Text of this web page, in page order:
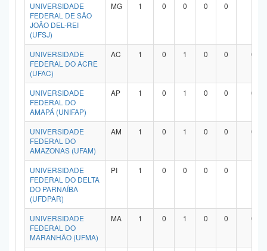
UNIVERSIDADE
FEDERAL DE SÃO
JOÃO DEL-REI
(UFSJ)
MG 1 0 0 0 0
UNIVERSIDADE
FEDERAL DO ACRE
(UFAC)
AC 1 0 1 0 0 0
UNIVERSIDADE
FEDERAL DO
AMAPÁ (UNIFAP)
AP 1 0 1 0 0 0
UNIVERSIDADE
FEDERAL DO
AMAZONAS (UFAM)
AM 1 0 1 0 0 0
UNIVERSIDADE
FEDERAL DO DELTA
DO PARNAÍBA
(UFDPAR)
PI 1 0 0 0 0
UNIVERSIDADE
FEDERAL DO
MARANHÃO (UFMA)
MA 1 0 1 0 0 0